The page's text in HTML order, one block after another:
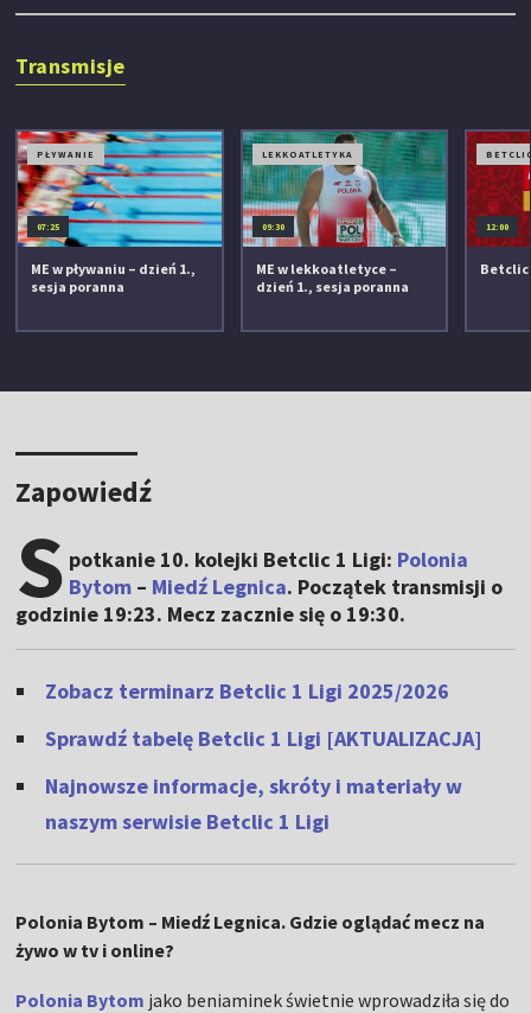
Transmisje
PŁYWANIE
07:25
ME w pływaniu – dzień 1.,
sesja poranna
LEKKOATLETYKA
09:30
ME w lekkoatletyce –
dzień 1., sesja poranna
12:00
Betclic
Zapowiedź
S potkanie 10. kolejki Betclic 1 Ligi: Polonia
Bytom – Miedź Legnica. Początek transmisji o
godzinie 19:23. Mecz zacznie się o 19:30.
Zobacz terminarz Betclic 1 Ligi 2025/2026
Sprawdź tabelę Betclic 1 Ligi [AKTUALIZACJA]
Najnowsze informacje, skróty i materiały w
naszym serwisie Betclic 1 Ligi
Polonia Bytom – Miedź Legnica. Gdzie oglądać mecz na
żywo w tv i online?
Polonia Bytom jako beniaminek świetnie wprowadziła się do